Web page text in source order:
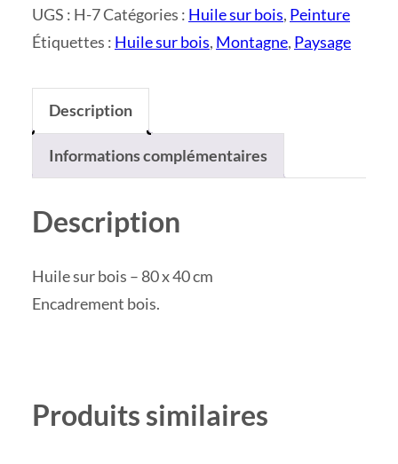
UGS : H-7Catégories : Huile sur bois, Peinture
Étiquettes : Huile sur bois, Montagne, Paysage
Description
Informations complémentaires
Description
Huile sur bois – 80 x 40 cm
Encadrement bois.
Produits similaires